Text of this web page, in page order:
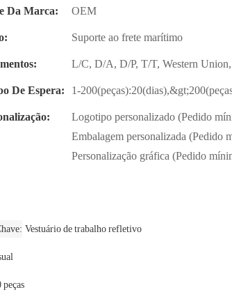
Da Marca:
OEM
Suporte ao frete marítimo
L/C, D/A, D/P, T/T, Western
De Espera:
1-
Logotipo personalizado (Pedido
Embalagem personalizada (Pedido
Personalização gráfica (Pedido
Vestuário de trabalho refletivo
peças